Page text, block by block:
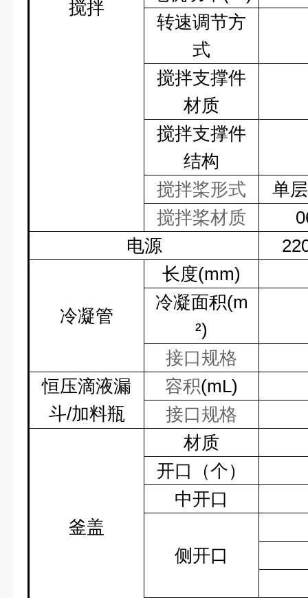
搅拌
转速调节方
式
搅拌支撑件
材质
搅拌支撑件
结构
搅拌桨形式
单
搅拌桨材质
电源
冷凝管
长度(mm)
冷凝面积(m
²)
接口规格
恒压滴液漏
斗/加料瓶
容积(mL)
接口规格
釜盖
材质
开口（个）
中开口
侧开口